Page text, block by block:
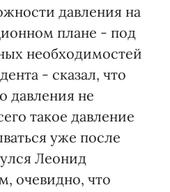
давления на
плане - под
необходимостей
- сказал, что
давления не
такое давление
уже после
Леонид
очевидно, что